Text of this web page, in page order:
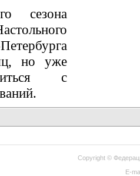
сезона
но уже
с
Copyright ©
E-